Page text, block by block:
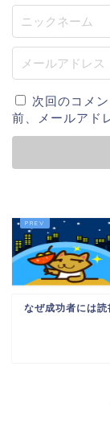
次回のコメ
前、メールアド
なぜ成功者には読